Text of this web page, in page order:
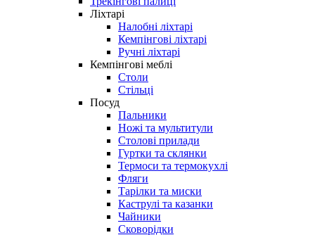
Ліхтарі
Налобні ліхтарі
Кемпінгові ліхтарі
Ручні ліхтарі
Кемпінгові меблі
Столи
Стільці
Посуд
Пальники
Ножі та мультитули
Столові прилади
Гуртки та склянки
Термоси та термокухлі
Фляги
Тарілки та миски
Каструлі та казанки
Чайники
Сковорідки